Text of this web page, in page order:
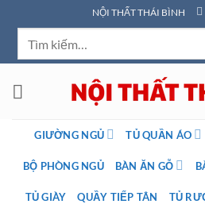
qua
dung
NỘI THẤT THÁI BÌNH
GIƯỜNG NGỦ TỦ QUẦN ÁO
BỘ PHÒNG NGỦ BÀN ĂN GỖ
TỦ GIÀY QUẦY TIẾP TÂN TỦ